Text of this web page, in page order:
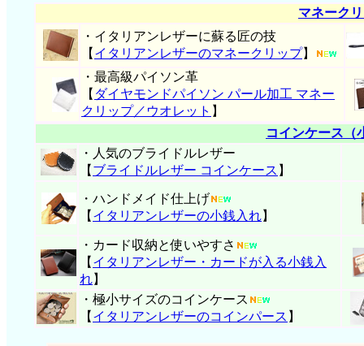
マネーク
・イタリアンレザーに蘇る匠の技
【 イタリアンレザーのマネークリップ】
・最高級パイソン革
【 ダイヤモンドパイソン パール加工 マネー
クリップ／ウオレット 】
コインケース（
・人気のブライドルレザー
【 ブライドルレザー コインケース 】
・ハンドメイド仕上げ
【 イタリアンレザーの小銭入れ】
・カード収納と使いやすさ
【 イタリアンレザー・ カードが入る小銭入
れ】
・極小サイズのコインケース
【 イタリアンレザーのコインパース 】